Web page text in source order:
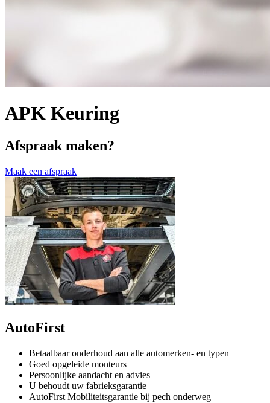
APK Keuring
Afspraak maken?
Maak een afspraak
AutoFirst
Betaalbaar onderhoud aan alle automerken- en typen
Goed opgeleide monteurs
Persoonlijke aandacht en advies
U behoudt uw fabrieksgarantie
AutoFirst Mobiliteitsgarantie bij pech onderweg